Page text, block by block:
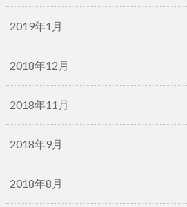
2019年1月
2018年12月
2018年11月
2018年9月
2018年8月